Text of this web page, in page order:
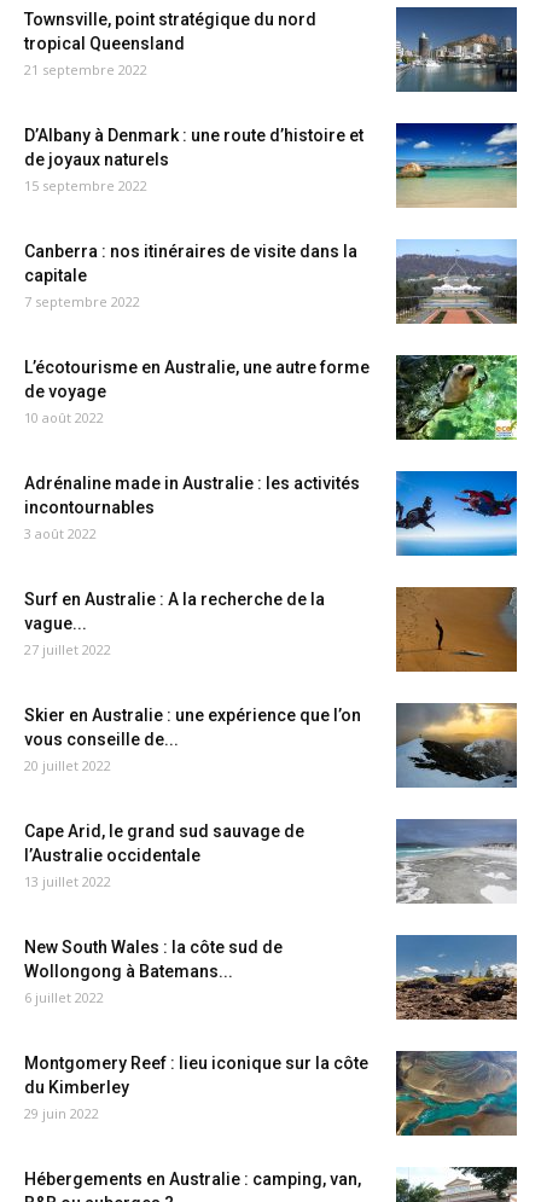
Townsville, point stratégique du nord
tropical Queensland
21 septembre 2022
D’Albany à Denmark : une route d’histoire et
de joyaux naturels
15 septembre 2022
Canberra : nos itinéraires de visite dans la
capitale
7 septembre 2022
L’écotourisme en Australie, une autre forme
de voyage
10 août 2022
Adrénaline made in Australie : les activités
incontournables
3 août 2022
Surf en Australie : A la recherche de la
vague...
27 juillet 2022
Skier en Australie : une expérience que l’on
vous conseille de...
20 juillet 2022
Cape Arid, le grand sud sauvage de
l’Australie occidentale
13 juillet 2022
New South Wales : la côte sud de
Wollongong à Batemans...
6 juillet 2022
Montgomery Reef : lieu iconique sur la côte
du Kimberley
29 juin 2022
Hébergements en Australie : camping, van,